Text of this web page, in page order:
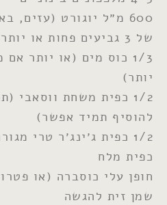
600 מ״ל יוגורט
של 3 גביעים פחות או יותר.
1/3 כוס מים (או יותר
יותר)
להוסיף תמיד אפשר)
1/2 כפית ג׳ינג׳ר טרי מגורר
כפית מלח
חופן עלי כוסברה (או
שמן זית להגשה